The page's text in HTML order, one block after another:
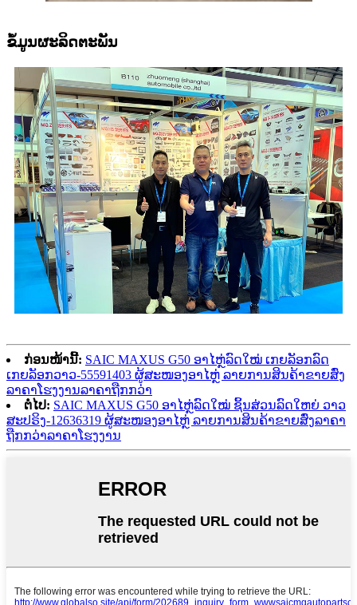
ຂໍ້ມູນຜະລິດຕະພັນ
ກ່ອນໜ້ານີ້: SAIC MAXUS G50 ອາໄຫຼ່ລົດໃໝ່ ເກຍລັອກລົດ
ເກຍລັອກວາວ-55591403 ຜູ້ສະໜອງອາໄຫຼ່ ລາຍການສິນຄ້າຂາຍສົ່ງ
ລາຄາໂຮງງານລາຄາຖືກກວ່າ
ຕໍ່ໄປ: SAIC MAXUS G50 ອາໄຫຼ່ລົດໃໝ່ ຊິ້ນສ່ວນລົດໃຫຍ່ ວາວ
ສະປຣິງ-12636319 ຜູ້ສະໜອງອາໄຫຼ່ ລາຍການສິນຄ້າຂາຍສົ່ງລາຄາ
ຖືກກວ່າລາຄາໂຮງງານ